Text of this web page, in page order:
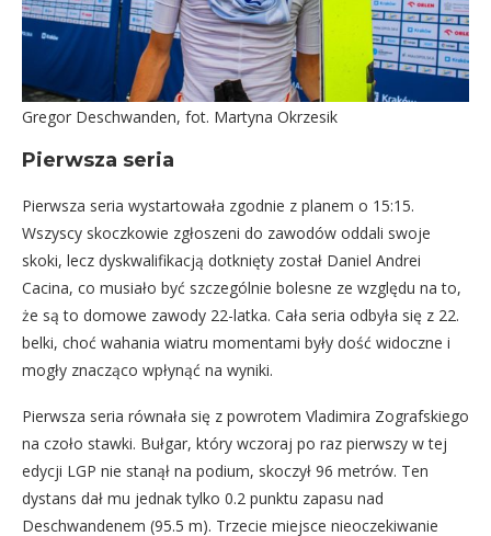
Gregor Deschwanden, fot. Martyna Okrzesik
Pierwsza seria
Pierwsza seria wystartowała zgodnie z planem o 15:15.
Wszyscy skoczkowie zgłoszeni do zawodów oddali swoje
skoki, lecz dyskwalifikacją dotknięty został Daniel Andrei
Cacina, co musiało być szczególnie bolesne ze względu na to,
że są to domowe zawody 22-latka. Cała seria odbyła się z 22.
belki, choć wahania wiatru momentami były dość widoczne i
mogły znacząco wpłynąć na wyniki.
Pierwsza seria równała się z powrotem Vladimira Zografskiego
na czoło stawki. Bułgar, który wczoraj po raz pierwszy w tej
edycji LGP nie stanął na podium, skoczył 96 metrów. Ten
dystans dał mu jednak tylko 0.2 punktu zapasu nad
Deschwandenem (95.5 m). Trzecie miejsce nieoczekiwanie